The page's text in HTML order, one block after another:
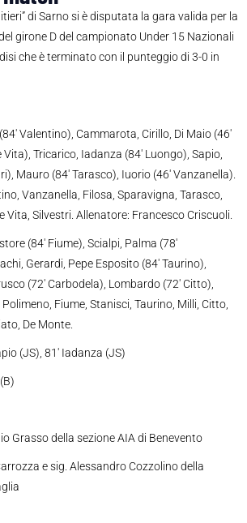
di Sarno si è disputata la gara valida per la
girone D del campionato Under 15 Nazionali
che è terminato con il punteggio di 3-0 in
Valentino), Cammarota, Cirillo, Di Maio (46′
Vita), Tricarico, Iadanza (84′ Luongo), Sapio,
Mauro (84′ Tarasco), Iuorio (46′ Vanzanella).
Vanzanella, Filosa, Sparavigna, Tarasco,
Vita, Silvestri. Allenatore: Francesco Criscuoli.
(84′ Fiume), Scialpi, Palma (78′
Gerardi, Pepe Esposito (84′ Taurino),
(72′ Carbodela), Lombardo (72′ Citto),
Fiume, Stanisci, Taurino, Milli, Citto,
De Monte.
(JS), 81′ Iadanza (JS)
Grasso della sezione AIA di Benevento
e sig. Alessandro Cozzolino della